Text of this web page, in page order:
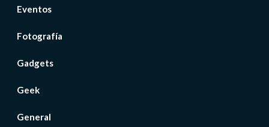
Eventos
Fotografía
Gadgets
Geek
General